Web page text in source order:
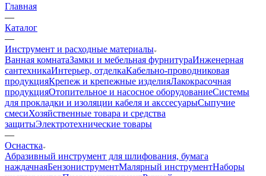
Главная
—
Каталог
—
Инструмент и расходные материалы
Ванная комнатаЗамки и мебельная фурнитураИнженерная
сантехникаИнтерьер, отделкаКабельно-проводниковая
продукцияКрепеж и крепежные изделияЛакокрасочная
продукцияОтопительное и насосное оборудованиеСистемы
для прокладки и изоляции кабеля и акссесуарыСыпучие
смесиХозяйственные товара и средства
защитыЭлектротехнические товары
—
Оснастка
Абразивный инструмент для шлифования, бумага
наждачнаяБензониструментМалярный инструментНаборы